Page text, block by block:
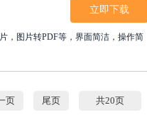
，图片转PDF等，界面简洁，操作简
立即下载
页 尾页 共20页